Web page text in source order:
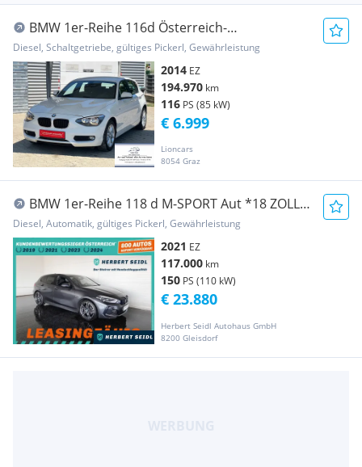
BMW 1er-Reihe 116d Österreich-
Paket++Pickerl 04/2027++8-Fach ...
Diesel, Schaltgetriebe, gültiges Pickerl, Gewährleistung
2014 EZ
194.970 km
116 PS (85 kW)
Lioncars
8054 Graz
€ 6.999
BMW 1er-Reihe 118 d M-SPORT Aut *18 ZOLL /
VOLL LED / NAVI / ...
Diesel, Automatik, gültiges Pickerl, Gewährleistung
2021 EZ
117.000 km
150 PS (110 kW)
Herbert Seidl Autohaus GmbH
8200 Gleisdorf
€ 23.880